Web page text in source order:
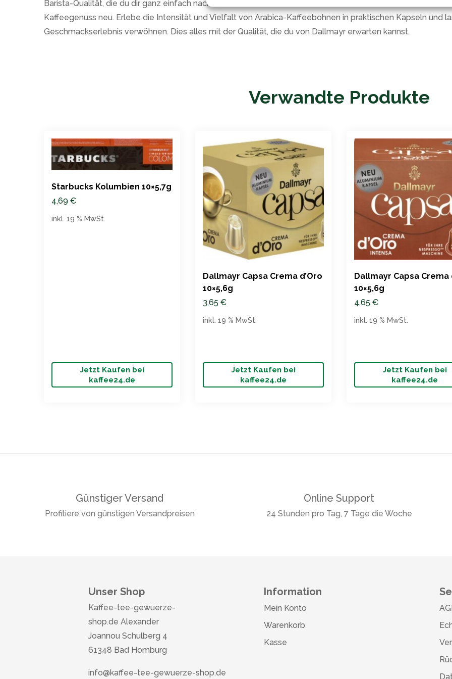
Barista-Qualität, die du dir ganz einfach nach Hause holen kannst. Ob als Frühstückskaffee oder
Kaffeegenuss neu. Erlebe die Intensität und Vielfalt von Arabica-Kaffeebohnen in praktischen Kapseln und
Geschmackserlebnis verwöhnen. Dies alles mit der Qualität, die du von Dallmayr erwarten kannst.
Verwandte Produkte
Starbucks Kolumbien 10×5,7g
4,69 €
Jetzt Kaufen bei
kaffee24.de
inkl. 19 % MwSt.
Dallmayr Capsa Crema d’Oro
10×5,6g
3,65 €
Jetzt Kaufen bei
kaffee24.de
inkl. 19 % MwSt.
Dallmayr Capsa Crema
10×5,6g
4,65 €
Jetzt Kaufen bei
kaffee24.de
inkl. 19 % MwSt.
Günstiger Versand
Profitiere von günstigen Versandpreisen
Online Support
24 Stunden pro Tag, 7 Tage die Woche
Unser Shop
Kaffee-tee-gewuerze-
shop.de Alexander
Joannou Schulberg 4
61348 Bad Homburg
info@kaffee-tee-gewuerze-shop.de
Information
Mein Konto
Warenkorb
Kasse